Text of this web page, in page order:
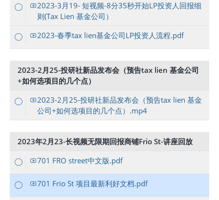
2023-3月19- 短视频-8分35秒开始LP投资人回报细
则(Tax Lien 基金公司）
2023-春季tax lien基金公司LP投资人流程.pdf
2023-2月25-投研社新品发布会（预告tax lien 基金公司
+如何选项目的几个点）
2023-2月25-投研社新品发布会（预告tax lien 基金
公司+如何选项目的几个点）.mp4
2023年2月23-长视频无限期回报商铺Frio St-讲座回放
701 FRO street中文版.pdf
701 Frio St 项目最新利好文档.pdf